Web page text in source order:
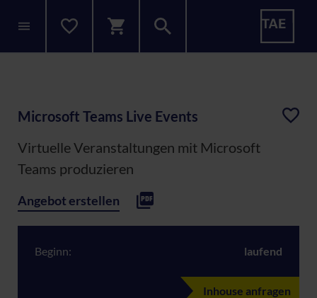
Microsoft Teams Live Events
Virtuelle Veranstaltungen mit Microsoft
Teams produzieren
Angebot erstellen
Beginn: laufend
Inhouse anfragen